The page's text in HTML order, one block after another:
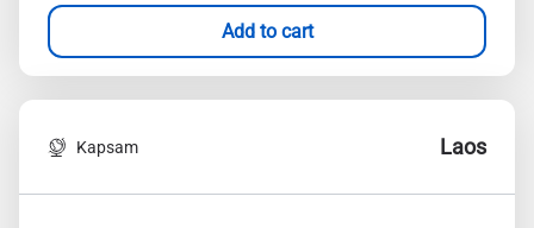
Add to cart
Kapsam Laos